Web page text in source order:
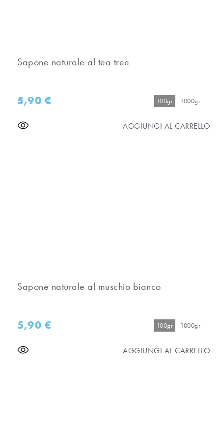
Sapone naturale al tea tree
5,90€ 100gr 1000gr
AGGIUNGI AL CARRELLO
Sapone naturale al muschio bianco
5,90€ 100gr 1000gr
AGGIUNGI AL CARRELLO